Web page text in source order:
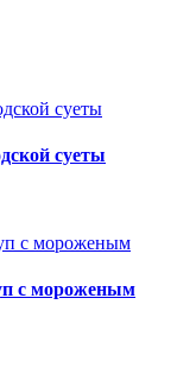
суеты
с мороженым